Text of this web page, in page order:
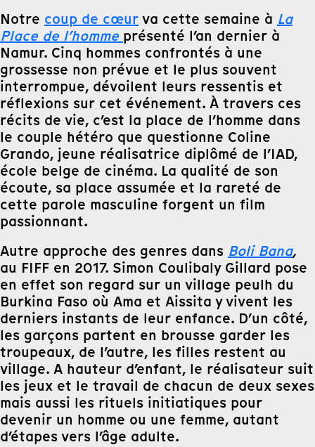
Notre coup de cœurva cette semaine à La
Place de l’homme présenté l’an dernier à
Namur. Cinq hommes confrontés à une
grossesse non prévue et le plus souvent
interrompue, dévoilent leurs ressentis et
réflexions sur cet événement. À travers ces
récits de vie, c’est la place de l’homme dans
le couple hétéro que questionne Coline
Grando, jeune réalisatrice diplômé de l’IAD,
école belge de cinéma. La qualité de son
écoute, sa place assumée et la rareté de
cette parole masculine forgent un film
passionnant.
Autre approche des genres dans Boli Bana,
au FIFF en 2017. Simon Coulibaly Gillard pose
en effet son regard sur un village peulh du
Burkina Faso où Ama et Aissita y vivent les
derniers instants de leur enfance. D’un côté,
les garçons partent en brousse garder les
troupeaux, de l’autre, les filles restent au
village. A hauteur d’enfant, le réalisateur suit
les jeux et le travail de chacun de deux sexes
mais aussi les rituels initiatiques pour
devenir un homme ou une femme, autant
d’étapes vers l’âge adulte.